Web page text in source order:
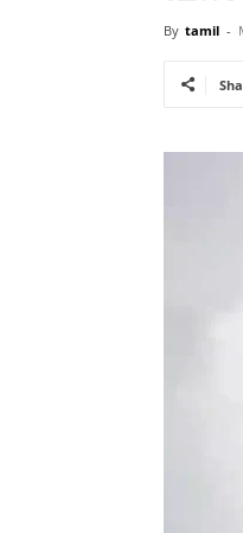
By tamil -